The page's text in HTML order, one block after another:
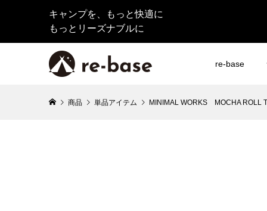
キャンプを、もっと快適に
もっとリーズナブルに
re-base
商品 単品アイテム MINIMAL WORKS MOCHA ROLL